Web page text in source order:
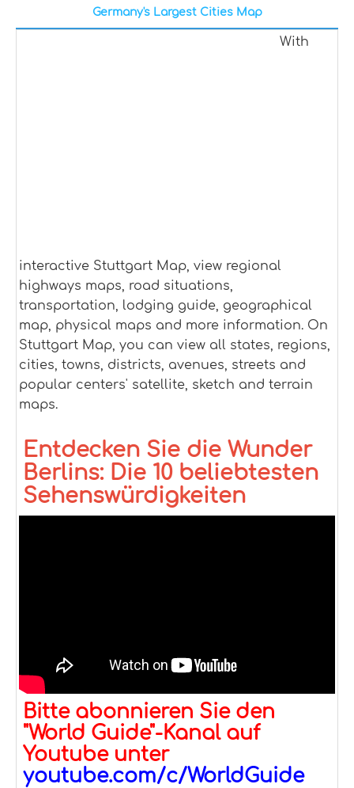
Germany's Largest Cities Map
With
interactive Stuttgart Map, view regional
highways maps, road situations,
transportation, lodging guide, geographical
map, physical maps and more information. On
Stuttgart Map, you can view all states, regions,
cities, towns, districts, avenues, streets and
popular centers' satellite, sketch and terrain
maps.
Entdecken Sie die Wunder
Berlins: Die 10 beliebtesten
Sehenswürdigkeiten
Bitte abonnieren Sie den
"World Guide"-Kanal auf
Youtube unter
youtube.com/c/WorldGuide